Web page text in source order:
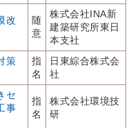
改
随
意
株式会社INA新
建築研究所東日
本支社
策
指
名
日東綜合株式会
社
セ
事
指
名
株式会社環境技
研